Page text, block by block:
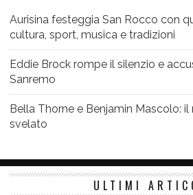
Aurisina festeggia San Rocco con
cultura, sport, musica e tradizioni
Eddie Brock rompe il silenzio e
Sanremo
Bella Thorne e Benjamin Mascolo:
svelato
ULTIMI